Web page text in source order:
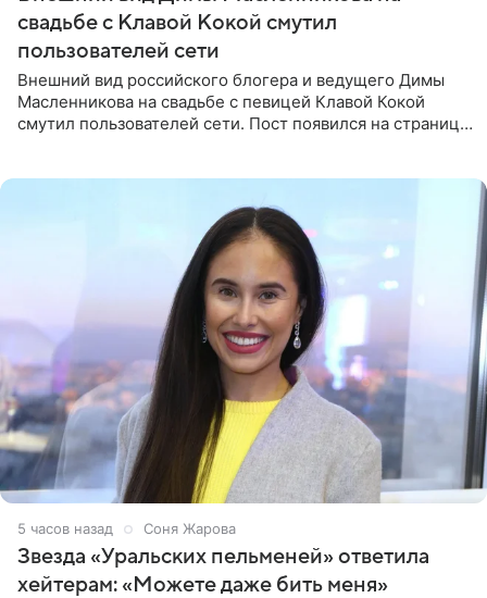
свадьбе с Клавой Кокой смутил
пользователей сети
Внешний вид российского блогера и ведущего Димы
Масленникова на свадьбе с певицей Клавой Кокой
смутил пользователей сети. Пост появился на странице
5 часов назад Соня Жарова
Звезда «Уральских пельменей» ответила
хейтерам: «Можете даже бить меня»